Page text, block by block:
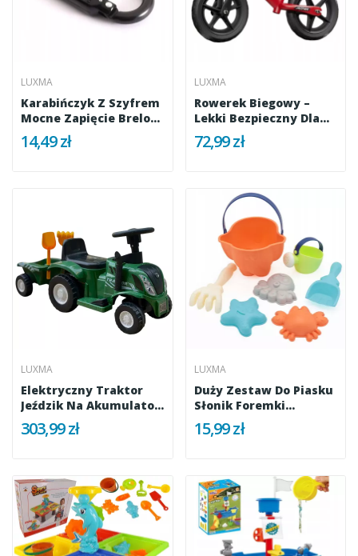
LUXMA
Karabińczyk Z Szyfrem
Mocne Zapięcie Brelok
Do...
14,49 zł
LUXMA
Rowerek Biegowy –
Lekki Bezpieczny Dla
Dziecka...
72,99 zł
LUXMA
Elektryczny Traktor
Jeździk Na Akumulator
Z...
303,99 zł
LUXMA
Duży Zestaw Do Piasku
Słonik Foremki
Konewka 273P
15,99 zł